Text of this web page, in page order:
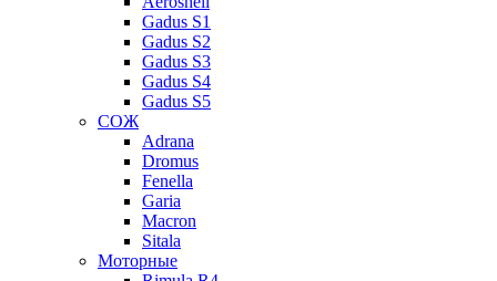
Gadus S1
Gadus S2
Gadus S3
Gadus S4
Gadus S5
СОЖ
Adrana
Dromus
Fenella
Garia
Macron
Sitala
Моторные